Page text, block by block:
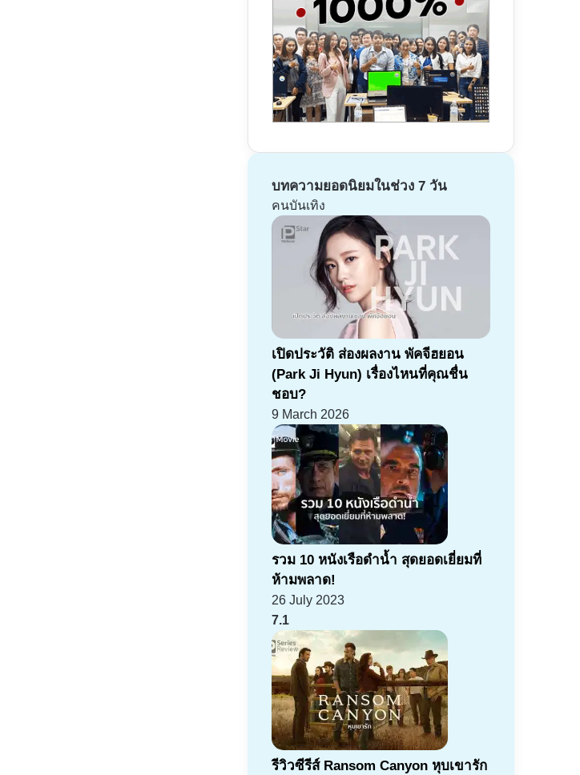
บทความยอดนิยมในช่วง 7 วัน
คนบันเทิง
เปิดประวัติ ส่องผลงาน พัคจีฮยอน
(Park Ji Hyun) เรื่องไหนที่คุณชื่น
ชอบ?
9 March 2026
รวม 10 หนังเรือดำน้ำ สุดยอดเยี่ยมที่
ห้ามพลาด!
26 July 2023
7.1
รีวิวซีรีส์ Ransom Canyon หุบเขารัก